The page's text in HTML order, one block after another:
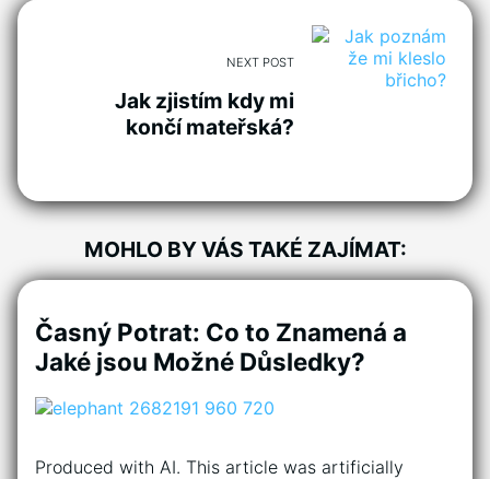
NEXT POST
Jak zjistím kdy mi
končí mateřská?
MOHLO BY VÁS TAKÉ ZAJÍMAT:
Časný Potrat: Co to Znamená a
Jaké jsou Možné Důsledky?
Produced with AI. This article was artificially